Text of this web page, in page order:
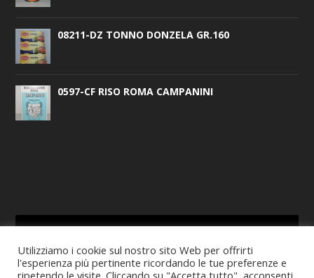
08211-DZ TONNO DONZELA GR.160
0597-CF RISO ROMA CAMPANINI
CERCA
Utilizziamo i cookie sul nostro sito Web per offrirti
l'esperienza più pertinente ricordando le tue preferenze e
ripetendo le visite. Cliccando su "Accetta tutto", acconsenti